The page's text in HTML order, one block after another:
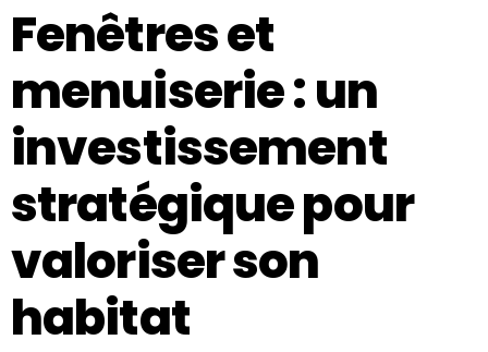
Fenêtres et
menuiserie : un
investissement
stratégique pour
valoriser son
habitat